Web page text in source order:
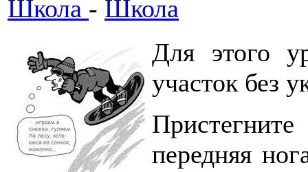
Школа - Школа
Для этого
участок без
передняя